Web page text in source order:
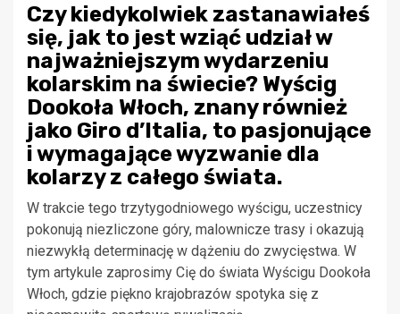
Czy kiedykolwiek zastanawiałeś
się, jak to jest wziąć udział w
najważniejszym wydarzeniu
kolarskim na świecie? Wyścig
Dookoła Włoch, znany również
jako Giro d’Italia, to pasjonujące
i wymagające wyzwanie dla
kolarzy z całego świata.
W trakcie tego trzytygodniowego wyścigu, uczestnicy
pokonują niezliczone góry, malownicze trasy i okazują
niezwykłą determinację w dążeniu do zwycięstwa. W
tym artykule zaprosimy Cię do świata Wyścigu Dookoła
Włoch, gdzie piękno krajobrazów spotyka się z